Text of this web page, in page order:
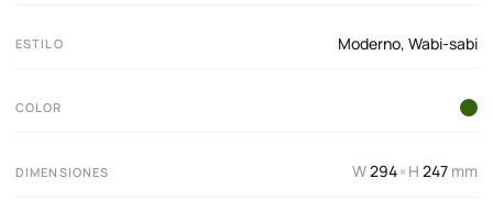
ESTILO Moderno, Wabi-sabi
COLOR
DIMENSIONES W294×H 247 mm